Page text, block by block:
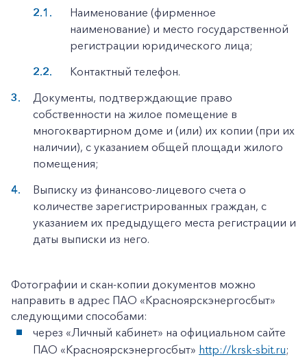
Наименование (фирменное
наименование) и место государственной
регистрации юридического лица;
Контактный телефон.
Документы, подтверждающие право
собственности на жилое помещение в
многоквартирном доме и (или) их копии (при их
наличии), с указанием общей площади жилого
помещения;
Выписку из финансово-лицевого счета о
количестве зарегистрированных граждан, с
указанием их предыдущего места регистрации и
даты выписки из него.
Фотографии и скан-копии документов можно
направить в адрес ПАО «Красноярскэнергосбыт»
следующими способами:
через «Личный кабинет» на официальном сайте
ПАО «Красноярскэнергосбыт» http://krsk-sbit.ru;